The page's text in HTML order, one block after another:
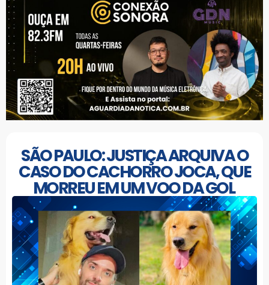
SÃO PAULO: JUSTIÇA ARQUIVA O
CASO DO CACHORRO JOCA, QUE
MORREU EM UM VOO DA GOL